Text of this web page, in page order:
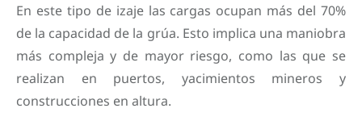
En este tipo de izaje las cargas ocupan más del 70%
de la capacidad de la grúa. Esto implica una maniobra
más compleja y de mayor riesgo, como las que se
realizan en puertos, yacimientos mineros y
construcciones en altura.